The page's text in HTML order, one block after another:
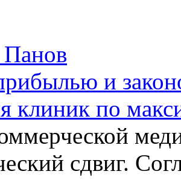
Панов
и
клиник по
сдвиг.